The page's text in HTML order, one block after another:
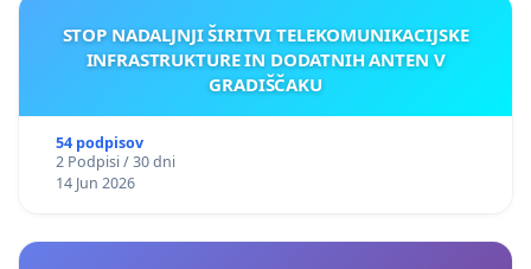
STOP NADALJNJI ŠIRITVI TELEKOMUNIKACIJSKE
INFRASTRUKTURE IN DODATNIH ANTEN V
GRADIŠČAKU
54 podpisov
2 Podpisi / 30 dni
14 Jun 2026